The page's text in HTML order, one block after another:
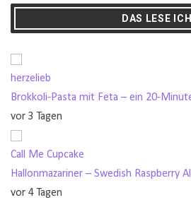
DAS LESE
herzelieb
Brokkoli-Pasta mit Feta – ein 20-
vor 3 Tagen
Call Me Cupcake
Hallonmazariner – Swedish Raspberry
vor 4 Tagen